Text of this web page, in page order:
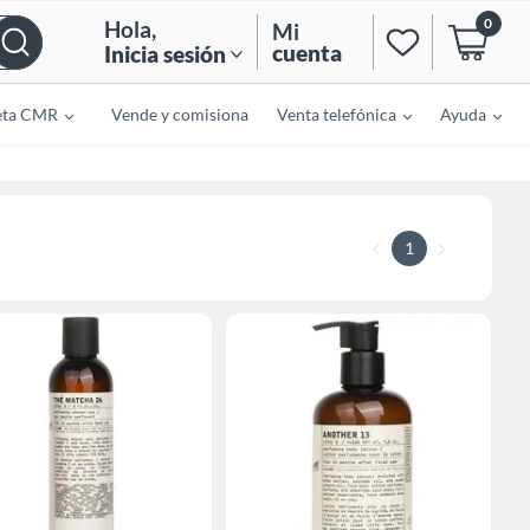
Hola,
Inicia sesión
Mi
cuenta
0
CMR Vende y comisiona Venta telefónica Ayuda
1